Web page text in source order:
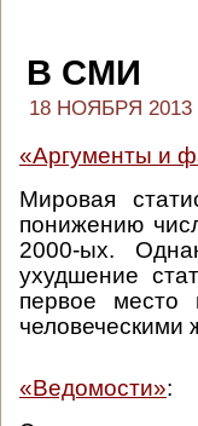
В СМИ
18 НОЯБРЯ 2013
«Аргументы и
Мировая
понижению
2000-ых.
ухудшение
первое место
человеческими
«Ведомости»: